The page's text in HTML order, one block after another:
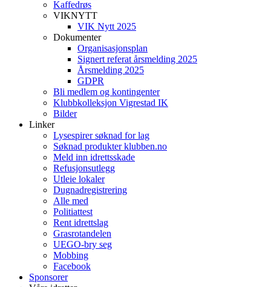
Kaffedrøs
VIKNYTT
VIK Nytt 2025
Dokumenter
Organisasjonsplan
Signert referat årsmelding 2025
Årsmelding 2025
GDPR
Bli medlem og kontingenter
Klubbkolleksjon Vigrestad IK
Bilder
Linker
Lysespirer søknad for lag
Søknad produkter klubben.no
Meld inn idrettsskade
Refusjonsutlegg
Utleie lokaler
Dugnadregistrering
Alle med
Politiattest
Rent idrettslag
Grasrotandelen
UEGO-bry seg
Mobbing
Facebook
Sponsorer